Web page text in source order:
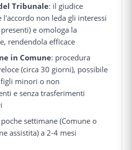
Tribunale: il giudice
l'accordo non leda gli interessi
e omologa la
rendendola efficace
in Comune: procedura
(circa 30 giorni), possibile
figli minori o non
e senza trasferimenti
settimane (Comune o
assistita) a 2-4 mesi